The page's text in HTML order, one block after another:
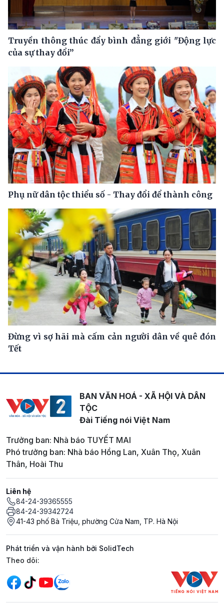
Truyền thông thúc đẩy bình đẳng giới "Động lực
của sự thay đổi”
Phụ nữ dân tộc thiểu số - Thay đổi để thành công
Đừng vì sợ hãi mà cấm cản người dân về quê đón
Tết
BAN VĂN HOÁ - XÃ HỘI VÀ DÂN
TỘC
Đài Tiếng nói Việt Nam
Trưởng ban: Nhà báo TUYẾT MAI
Phó trưởng ban: Nhà báo Hồng Lan, Xuân Thọ, Xuân
Thân, Hoài Thu
Liên hệ
84-24-39365555
84-24-39342724
41-43 phố Bà Triệu, phường Cửa Nam, TP. Hà Nội
Phát triển và vận hành bởi SolidTech
Mạng xã hội
Theo dõi: